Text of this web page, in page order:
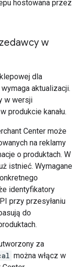
hostowana przez
w
dla
aktualizacji.
w wersji
w produkcie kanału.
Center może
na reklamy
o produktach. W
istnieć. Wymagane
identyfikatory
przy przesyłaniu
do
za
można włącz w